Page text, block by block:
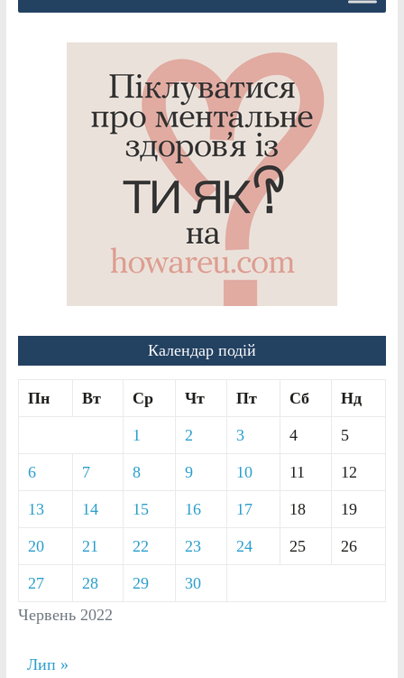
Календар подій
Червень 2022
Пн Вт Ср Чт Пт Сб Нд
1 2 3 4 5
6 7 8 9 10 11 12
13 14 15 16 17 18 19
20 21 22 23 24 25 26
27 28 29 30
Лип »